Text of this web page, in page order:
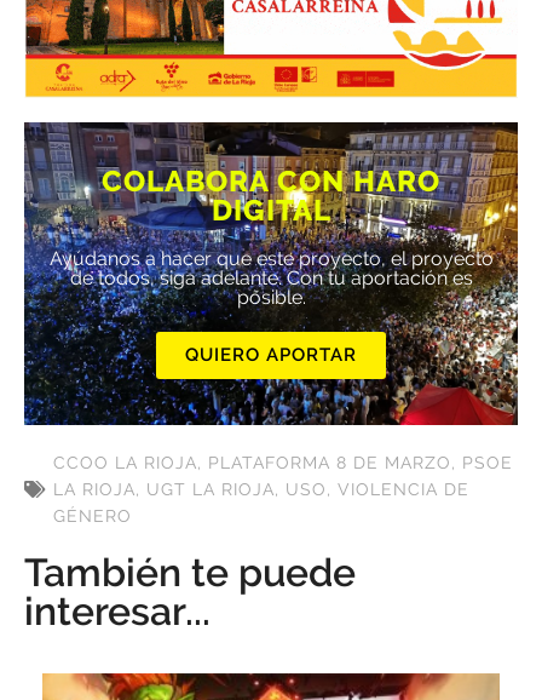
COLABORA CON HARO
DIGITAL
Ayúdanos a hacer que este proyecto, el proyecto
de todos, siga adelante. Con tu aportación es
posible.
QUIERO APORTAR
CCOO LA RIOJA, PLATAFORMA 8 DE MARZO, PSOE
LA RIOJA, UGT LA RIOJA, USO, VIOLENCIA DE
GÉNERO
También te puede
interesar...